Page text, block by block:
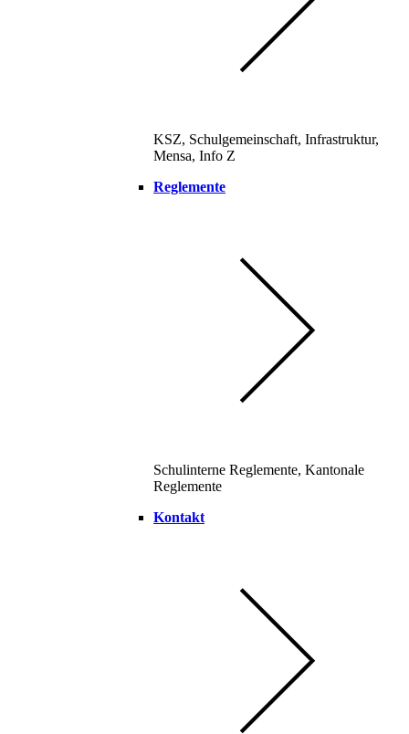
KSZ, Schulgemeinschaft, Infrastruktur,
Mensa, Info Z
Reglemente
Schulinterne Reglemente, Kantonale
Reglemente
Kontakt